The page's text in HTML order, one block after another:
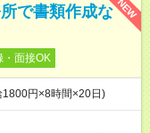
NEW
で書類作成な
・面接OK
円×8時間×20日)